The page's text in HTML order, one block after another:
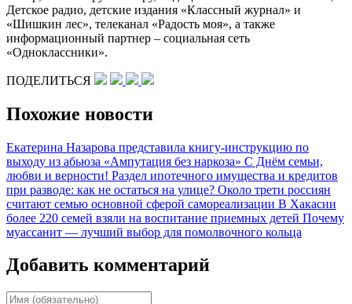
Детское радио, детские издания «Классный журнал» и
«Шишкин лес», телеканал «Радость моя», а также
информационный партнер – социальная сеть
«Одноклассники».
ПОДЕЛИТЬСЯ
Похожие новости
Екатерина Назарова представила книгу-инструкцию по
выходу из абьюза «Ампутация без наркоза» С Днём семьи,
любви и верности! Раздел ипотечного имущества и кредитов
при разводе: как не остаться на улице? Около трети россиян
считают семью основной сферой самореализации В Хакасии
более 220 семей взяли на воспитание приемных детей Почему
муассанит — лучший выбор для помолвочного кольца
Добавить комментарий